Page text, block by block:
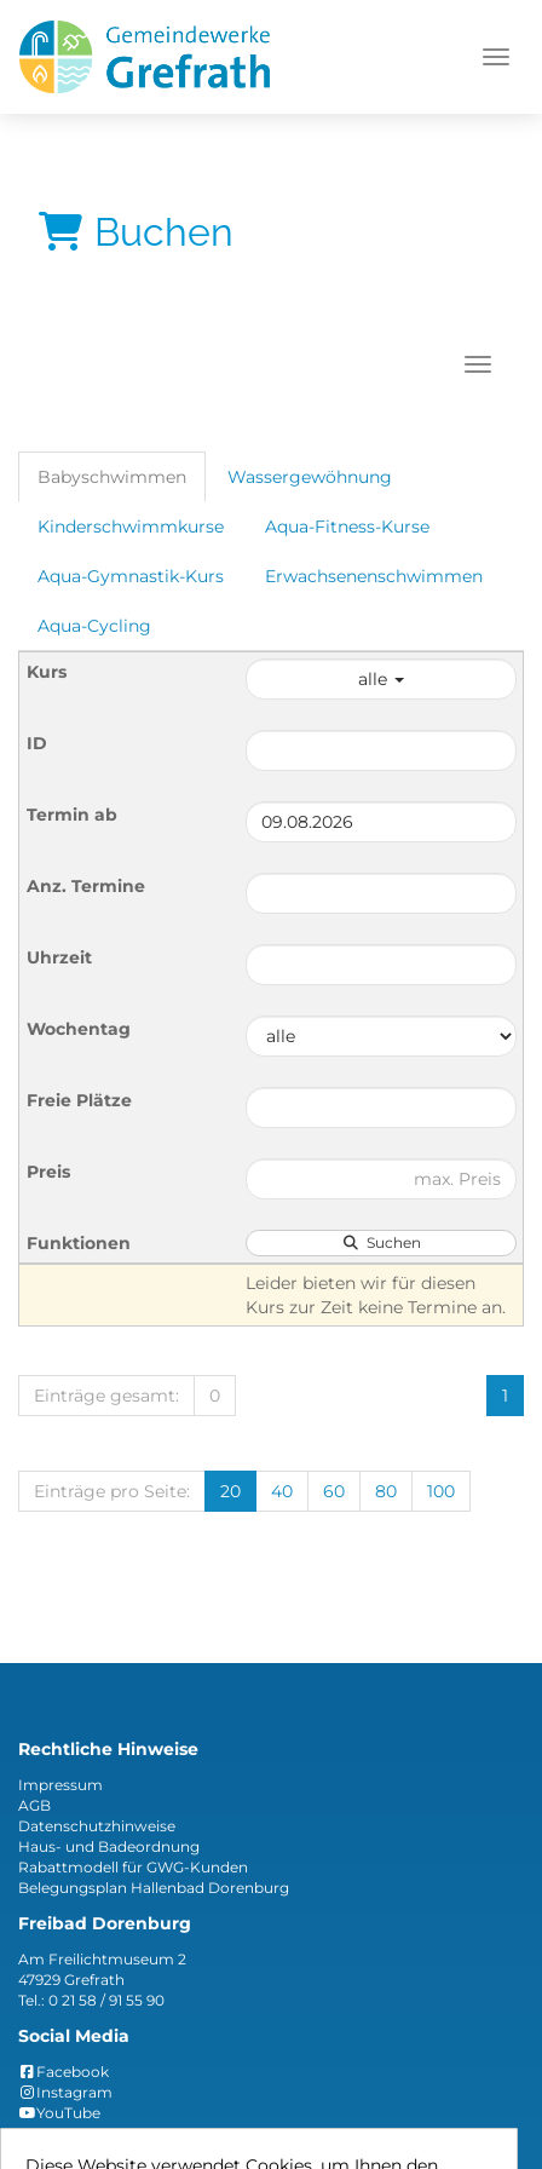
Buchen
Babyschwimmen Wassergewöhnung
Kinderschwimmkurse Aqua-Fitness-Kurse
Aqua-Gymnastik-Kurs Erwachsenenschwimmen
Aqua-Cycling
alle
Suchen
Leider bieten wir für diesen
Kurs zur Zeit keine Termine an.
1
Einträge gesamt: 0
Einträge pro Seite: 20 40 60 80 100
Rechtliche Hinweise
Impressum
AGB
Datenschutzhinweise
Haus- und Badeordnung
Rabattmodell für GWG-Kunden
Belegungsplan Hallenbad Dorenburg
Freibad Dorenburg
Am Freilichtmuseum 2
47929 Grefrath
Tel.: 0 21 58 / 91 55 90
Social Media
Facebook
Instagram
YouTube